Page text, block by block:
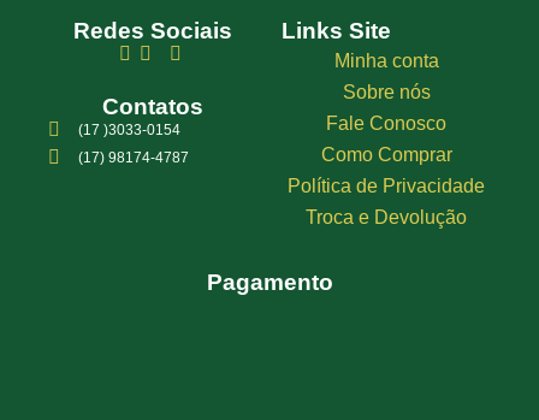
Redes Sociais
Contatos
(17 )3033-0154
(17) 98174-4787
Links Site
Minha conta
Sobre nós
Fale Conosco
Como Comprar
Política de Privacidade
Troca e Devolução
Pagamento